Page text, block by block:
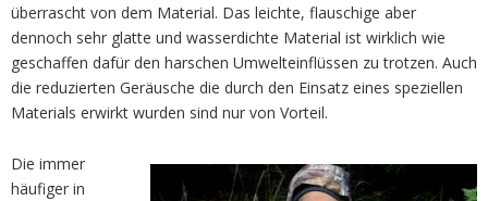
überrascht von dem Material. Das leichte, flauschige aber
dennoch sehr glatte und wasserdichte Material ist wirklich wie
geschaffen dafür den harschen Umwelteinflüssen zu trotzen. Auch
die reduzierten Geräusche die durch den Einsatz eines speziellen
Materials erwirkt wurden sind nur von Vorteil.
Die immer
häufiger in